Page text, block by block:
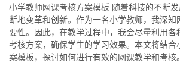
小学教师网课考核方案模板 随着科技的不断
断地变革和创新。作为一名小学教师，我深
要性。因此，在教学过程中，我会尽量利用各
考核方案，确保学生的学习效果。本文将结合
案模板，探讨如何进行有效的网课教学和考核。